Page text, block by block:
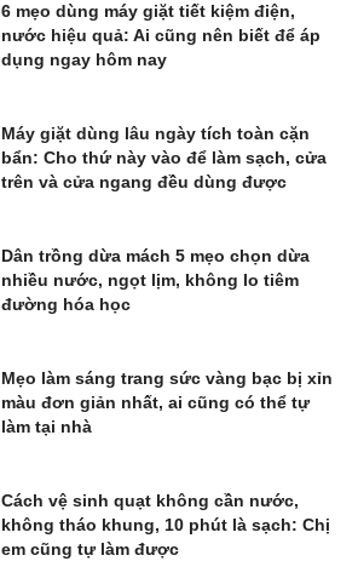
6 mẹo dùng máy giặt tiết kiệm điện,
nước hiệu quả: Ai cũng nên biết để áp
dụng ngay hôm nay
Máy giặt dùng lâu ngày tích toàn cặn
bẩn: Cho thứ này vào để làm sạch, cửa
trên và cửa ngang đều dùng được
Dân trồng dừa mách 5 mẹo chọn dừa
nhiều nước, ngọt lịm, không lo tiêm
đường hóa học
Mẹo làm sáng trang sức vàng bạc bị xỉn
màu đơn giản nhất, ai cũng có thể tự
làm tại nhà
Cách vệ sinh quạt không cần nước,
không tháo khung, 10 phút là sạch: Chị
em cũng tự làm được